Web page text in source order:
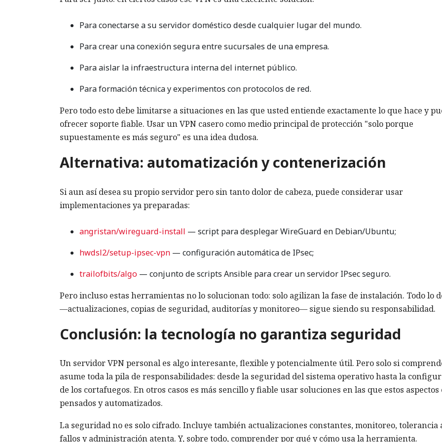
Para conectarse a su servidor doméstico desde cualquier lugar del mundo.
Para crear una conexión segura entre sucursales de una empresa.
Para aislar la infraestructura interna del internet público.
Para formación técnica y experimentos con protocolos de red.
Pero todo esto debe limitarse a situaciones en las que usted entiende exactamente lo que hace y
ofrecer soporte fiable. Usar un VPN casero como medio principal de protección "solo porque
supuestamente es más seguro" es una idea dudosa.
Alternativa: automatización y contenerización
Si aun así desea su propio servidor pero sin tanto dolor de cabeza, puede considerar usar
implementaciones ya preparadas:
angristan/wireguard-install — script para desplegar WireGuard en Debian/Ubuntu;
hwdsl2/setup-ipsec-vpn — configuración automática de IPsec;
trailofbits/algo — conjunto de scripts Ansible para crear un servidor IPsec seguro.
Pero incluso estas herramientas no lo solucionan todo: solo agilizan la fase de instalación. Todo lo
—actualizaciones, copias de seguridad, auditorías y monitoreo— sigue siendo su responsabilidad.
Conclusión: la tecnología no garantiza seguridad
Un servidor VPN personal es algo interesante, flexible y potencialmente útil. Pero solo si
asume toda la pila de responsabilidades: desde la seguridad del sistema operativo hasta la
de los cortafuegos. En otros casos es más sencillo y fiable usar soluciones en las que estos aspectos
pensados y automatizados.
La seguridad no es solo cifrado. Incluye también actualizaciones constantes, monitoreo, tolerancia
fallos y administración atenta. Y, sobre todo, comprender por qué y cómo usa la herramienta.